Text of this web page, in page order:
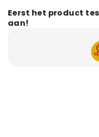
Eerst het product
aan!